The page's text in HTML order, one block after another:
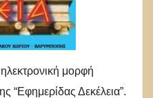
μορφή
“Εφημερίδας Δεκέλεια”.